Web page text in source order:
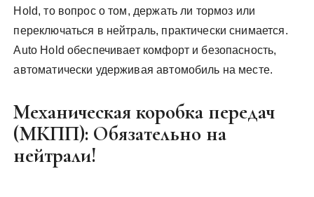
Hold, то вопрос о том, держать ли тормоз или
переключаться в нейтраль, практически снимается.
Auto Hold обеспечивает комфорт и безопасность,
автоматически удерживая автомобиль на месте.
Механическая коробка передач
(МКПП): Обязательно на
нейтрали!